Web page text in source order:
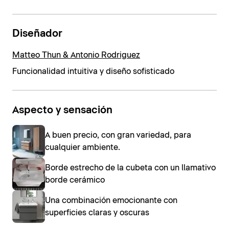
Diseñador
Matteo Thun & Antonio Rodriguez
Funcionalidad intuitiva y diseño sofisticado
Aspecto y sensación
A buen precio, con gran variedad, para
cualquier ambiente.
Borde estrecho de la cubeta con un llamativo
borde cerámico
Una combinación emocionante con
superficies claras y oscuras